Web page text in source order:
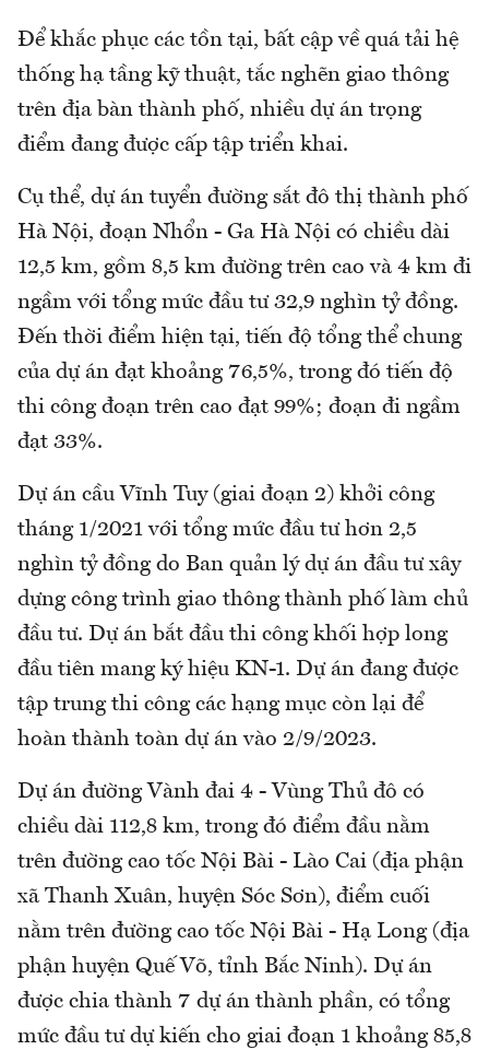
Để khắc phục các tồn tại, bất cập về quá tải hệ
thống hạ tầng kỹ thuật, tắc nghẽn giao thông
trên địa bàn thành phố, nhiều dự án trọng
điểm đang được cấp tập triển khai.
Cụ thể, dự án tuyển đường sắt đô thị thành phố
Hà Nội, đoạn Nhổn - Ga Hà Nội có chiều dài
12,5 km, gồm 8,5 km đường trên cao và 4 km đi
ngầm với tổng mức đầu tư 32,9 nghìn tỷ đồng.
Đến thời điểm hiện tại, tiến độ tổng thể chung
của dự án đạt khoảng 76,5%, trong đó tiến độ
thi công đoạn trên cao đạt 99%; đoạn đi ngầm
đạt 33%.
Dự án cầu Vĩnh Tuy (giai đoạn 2) khởi công
tháng 1/2021 với tổng mức đầu tư hơn 2,5
nghìn tỷ đồng do Ban quản lý dự án đầu tư xây
dựng công trình giao thông thành phố làm chủ
đầu tư. Dự án bắt đầu thi công khối hợp long
đầu tiên mang ký hiệu KN-1. Dự án đang được
tập trung thi công các hạng mục còn lại để
hoàn thành toàn dự án vào 2/9/2023.
Dự án đường Vành đai 4 - Vùng Thủ đô có
chiều dài 112,8 km, trong đó điểm đầu nằm
trên đường cao tốc Nội Bài - Lào Cai (địa phận
xã Thanh Xuân, huyện Sóc Sơn), điểm cuối
nằm trên đường cao tốc Nội Bài - Hạ Long (địa
phận huyện Quế Võ, tỉnh Bắc Ninh). Dự án
được chia thành 7 dự án thành phần, có tổng
mức đầu tư dự kiến cho giai đoạn 1 khoảng 85,8